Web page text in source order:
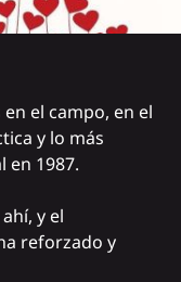
el campo, en el
y lo más
en 1987.
y el
reforzado y